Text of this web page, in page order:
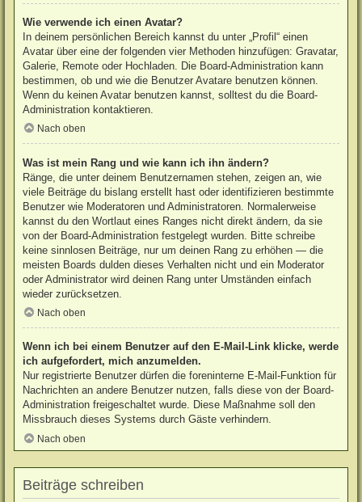
Wie verwende ich einen Avatar?
In deinem persönlichen Bereich kannst du unter „Profil“ einen
Avatar über eine der folgenden vier Methoden hinzufügen: Gravatar,
Galerie, Remote oder Hochladen. Die Board-Administration kann
bestimmen, ob und wie die Benutzer Avatare benutzen können.
Wenn du keinen Avatar benutzen kannst, solltest du die Board-
Administration kontaktieren.
Nach oben
Was ist mein Rang und wie kann ich ihn ändern?
Ränge, die unter deinem Benutzernamen stehen, zeigen an, wie
viele Beiträge du bislang erstellt hast oder identifizieren bestimmte
Benutzer wie Moderatoren und Administratoren. Normalerweise
kannst du den Wortlaut eines Ranges nicht direkt ändern, da sie
von der Board-Administration festgelegt wurden. Bitte schreibe
keine sinnlosen Beiträge, nur um deinen Rang zu erhöhen — die
meisten Boards dulden dieses Verhalten nicht und ein Moderator
oder Administrator wird deinen Rang unter Umständen einfach
wieder zurücksetzen.
Nach oben
Wenn ich bei einem Benutzer auf den E-Mail-Link klicke, werde
ich aufgefordert, mich anzumelden.
Nur registrierte Benutzer dürfen die foreninterne E-Mail-Funktion für
Nachrichten an andere Benutzer nutzen, falls diese von der Board-
Administration freigeschaltet wurde. Diese Maßnahme soll den
Missbrauch dieses Systems durch Gäste verhindern.
Nach oben
Beiträge schreiben